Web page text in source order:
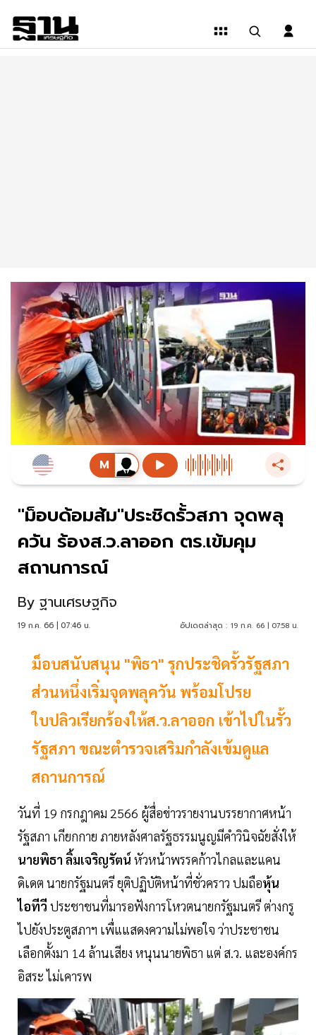
"ม็อบด้อมส้ม"ประชิดรั้วสภา จุดพลุ
ควัน ร้องส.ว.ลาออก ตร.เข้มคุม
สถานการณ์
By ฐานเศรษฐกิจ
19 ก.ค. 66 | 07:46 น. อัปเดตล่าสุด : 19 ก.ค. 66 | 07:58 น.
ม็อบสนับสนุน "พิธา" รุกประชิดรั้วรัฐสภา
ส่วนหนึ่งเริ่มจุดพลุควัน พร้อมโปรย
ใบปลิวเรียกร้องให้ส.ว.ลาออก เข้าไปในรั้ว
รัฐสภา ขณะตำรวจเสริมกำลังเข้มดูแล
สถานการณ์
วันที่ 19 กรกฎาคม 2566 ผู้สื่อข่าวรายงานบรรยากาศหน้า
รัฐสภา เกียกกาย ภายหลังศาลรัฐธรรมนูญมีคำวินิจฉัยสั่งให้
นายพิธา ลิ้มเจริญรัตน์ หัวหน้าพรรคก้าวไกลและแคน
ดิเดต นายกรัฐมนตรี ยุติปฏิบัติหน้าที่ชั่วคราว ปมถือหุ้น
ไอทีวี ประชาชนที่มารอฟังการโหวตนายกรัฐมนตรี ต่างกรู
ไปยังประตูสภาฯ เพื่แแสดงความไม่พอใจ ว่าประชาชน
เลือกตั้งมา 14 ล้านเสียง หนุนนายพิธา แต่ ส.ว. และองค์กร
อิสระ ไม่เคารพ